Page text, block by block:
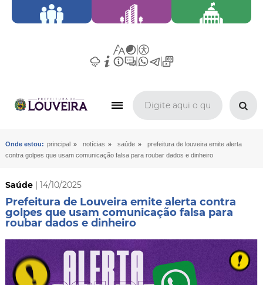
Onde estou: principal » notícias » saúde »
prefeitura de louveira emite alerta
contra golpes que usam comunicação falsa para roubar dados e dinheiro
Saúde| 14/10/2025
Prefeitura de Louveira emite alerta contra
golpes que usam comunicação falsa para
roubar dados e dinheiro